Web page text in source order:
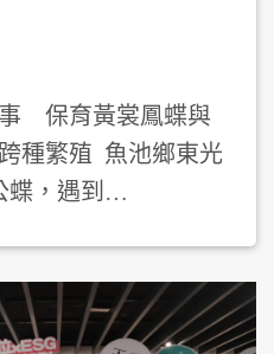
保育黃裳鳳蝶與
種繁殖 魚池鄉東光
蝶，遇到…